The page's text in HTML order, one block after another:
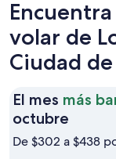
volar de
Ciudad
El mes más
octubre
mes
De $302 a $438